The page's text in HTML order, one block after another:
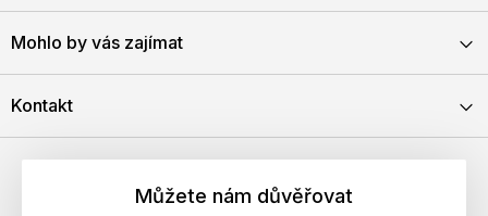
Mohlo by vás zajímat
Kontakt
Můžete nám důvěřovat